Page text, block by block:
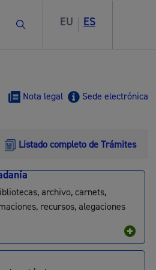
Buscar EU ES
Sede electrónica
Nota legal
Listado completo de Trámites
archivo, carnets,
recursos, alegaciones